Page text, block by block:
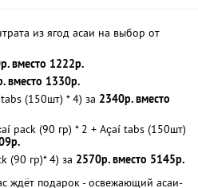
из ягод асаи на выбор от
вместо 1222р.
вместо 1330р.
(150шт) * 4) за 2340р. вместо
pack (90 гр) * 2 + Açaí tabs (150шт)
(90 гр)* 4) за 2570р. вместо 5145р.
ждёт подарок - освежающий асаи-